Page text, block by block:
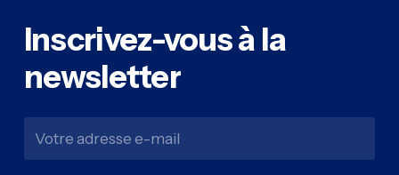
Inscrivez-vousà la
newsletter